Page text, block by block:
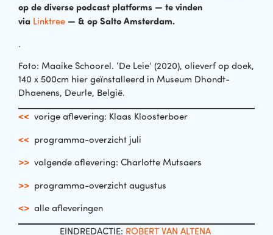
op de diverse podcast platforms — te vinden
via Linktree — & op Salto Amsterdam.
.
Foto: Maaike Schoorel. ‘De Leie’ (2020), olieverf op doek,
140 x 500cm hier geïnstalleerd in Museum Dhondt-
Dhaenens, Deurle, België.
<< vorige aflevering: Klaas Kloosterboer
<< programma-overzicht juli
>> volgende aflevering: Charlotte Mutsaers
>> programma-overzicht augustus
<> alle afleveringen
EINDREDACTIE: ROBERT VAN ALTENA